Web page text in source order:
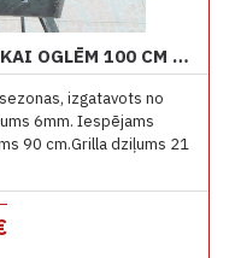
GRILLS, MANGALS, GRILS MALKAI OGLĒM 100 CM 6MM
izgatavots no
6mm. Iespējams
90 cm.Grilla dziļums 21